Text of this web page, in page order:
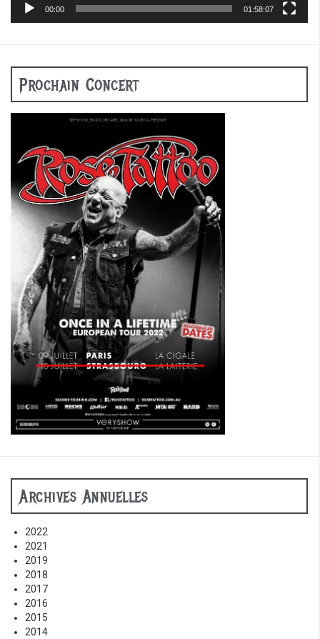
00:00 01:58:07
Prochain Concert
Archives Annuelles
2022
2021
2019
2018
2017
2016
2015
2014